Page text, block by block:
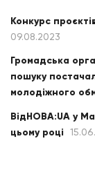
Конкурс
09.08.2023
Громадська
пошуку
молодіжного
ВідНОВА:UA у
цьому році